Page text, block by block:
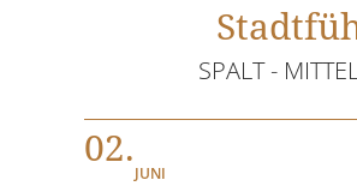
SPALT -
02.
JUNI